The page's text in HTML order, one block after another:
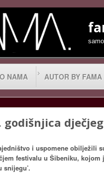
O NAMA AUTOR BY FAMA
godišnjica
i uspomene obilježili
festivalu u Šibeniku,
snijegu’.